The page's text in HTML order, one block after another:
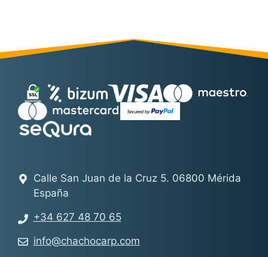
Calle San Juan de la Cruz 5. 06800 Mérida
España
+34 627 48 70 65
info@chachocarp.com